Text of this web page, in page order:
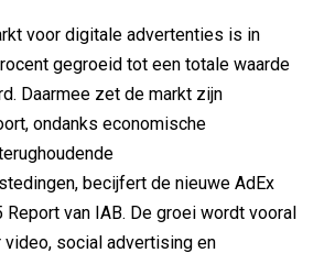
voor digitale advertenties is in
gegroeid tot een totale waarde
Daarmee zet de markt zijn
ondanks economische
becijfert de nieuwe AdEx
Report van IAB. De groei wordt vooral
video, social advertising en